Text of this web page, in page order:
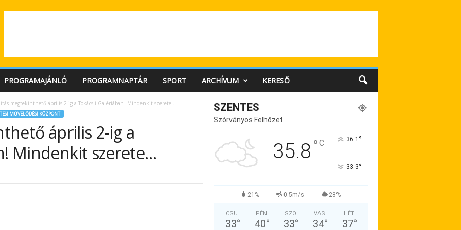
PROGRAMAJÁNLÓ PROGRAMNAPTÁR SPORT ARCHÍVUM KERESŐ
megtekinthető április 2-ig a Tokácsli Galériában! Mindenkit szerete…
MŰVELŐDÉSI KÖZPONT
április 2-ig a
Mindenkit szerete…
SZENTES
Szórványos Felhőzet
35.8 °C 36.1 °
33.3°
21% 0.5m/s 28%
CSÜ
33°
PÉN
40°
SZO
33°
VAS
34°
HÉT
37°